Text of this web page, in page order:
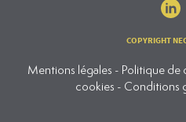
COPYRIGHT
Mentions légales - Politique
cookies - Conditions